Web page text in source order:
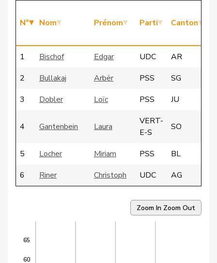
N° Nom Prénom Parti Canton
1 Bischof Edgar UDC
AR
2
Bullakaj Arbër PSS
SG
3
Dobler Loïc PSS JU
4 Gantenbein Laura
VERT-
E-S
SO
5 Locher Miriam PSS
BL
6
Riner Christoph UDC AG
E-S
BS
Zoom In Zoom Out
60
65